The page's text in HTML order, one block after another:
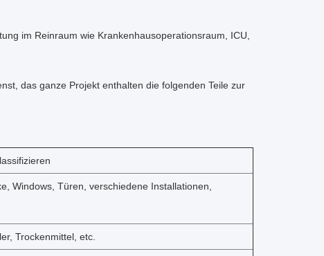
im Reinraum wie Krankenhausoperationsraum, ICU,
das ganze Projekt enthalten die folgenden Teile zur
Windows, Türen, verschiedene Installationen,
Trockenmittel, etc.